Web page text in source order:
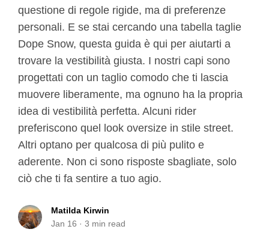
questione di regole rigide, ma di preferenze
personali. E se stai cercando una tabella taglie
Dope Snow, questa guida è qui per aiutarti a
trovare la vestibilità giusta. I nostri capi sono
progettati con un taglio comodo che ti lascia
muovere liberamente, ma ognuno ha la propria
idea di vestibilità perfetta. Alcuni rider
preferiscono quel look oversize in stile street.
Altri optano per qualcosa di più pulito e
aderente. Non ci sono risposte sbagliate, solo
ciò che ti fa sentire a tuo agio.
Matilda Kirwin
Jan 16 · 3 min read